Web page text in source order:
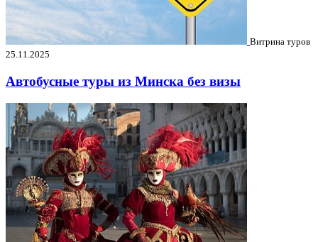
Витрина туров
25.11.2025
Автобусные туры из Минска без визы